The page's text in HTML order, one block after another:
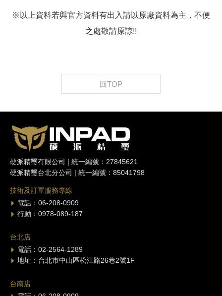
※以上資料若與官方資料有出入請以原廠資料為主，不便
之處敬請原諒!!
回TOP
硬派精璽有限公司 | 統一編號：27845621
硬派精璽台北分公司 | 統一編號：85041798
技術及訂單服務專線
電話：06-208-0909
行動：0978-089-187
台北店
電話：02-2564-1289
地址：台北市中山區松江路26巷2號1F
台南店